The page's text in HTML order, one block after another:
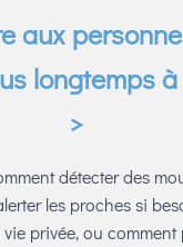
aux
longtemps
>
détecter des
les proches si
privée, ou comment